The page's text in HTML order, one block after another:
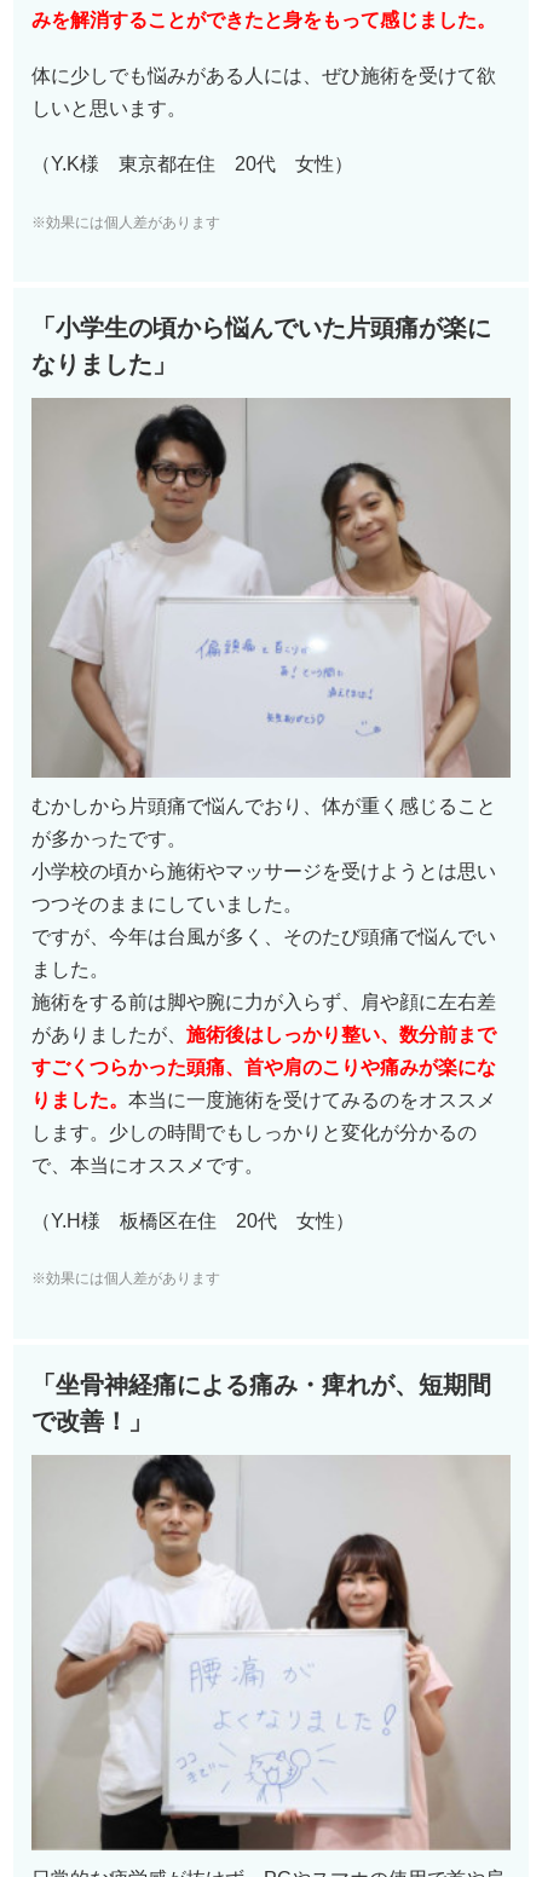
みを解消することができたと身をもって感じました。
体に少しでも悩みがある人には、ぜひ施術を受けて欲
しいと思います。
（Y.K様 東京都在住 20代 女性）
※効果には個人差があります
「小学生の頃から悩んでいた片頭痛が楽に
なりました」
むかしから片頭痛で悩んでおり、体が重く感じること
が多かったです。
小学校の頃から施術やマッサージを受けようとは思い
つつそのままにしていました。
ですが、今年は台風が多く、そのたび頭痛で悩んでい
ました。
施術をする前は脚や腕に力が入らず、肩や顔に左右差
がありましたが、 施術後はしっかり整い、数分前まで
すごくつらかった頭痛、首や肩のこりや痛みが楽にな
りました。 本当に一度施術を受けてみるのをオススメ
します。少しの時間でもしっかりと変化が分かるの
で、本当にオススメです。
（Y.H様 板橋区在住 20代 女性）
※効果には個人差があります
「坐骨神経痛による痛み・痺れが、短期間
で改善！」